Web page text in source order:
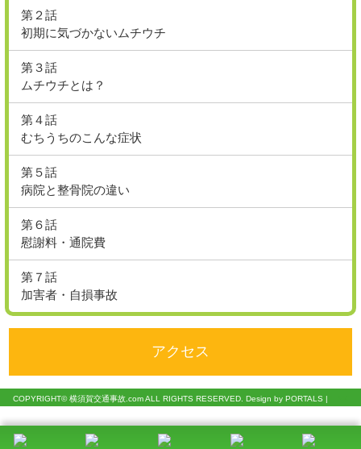
第２話
初期に気づかないムチウチ
第３話
ムチウチとは？
第４話
むちうちのこんな症状
第５話
病院と整骨院の違い
第６話
慰謝料・通院費
第７話
加害者・自損事故
アクセス
COPYRIGHT© 横須賀交通事故.com ALL RIGHTS RESERVED. Design by PORTALS |